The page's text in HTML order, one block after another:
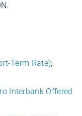
Term Rate);
Interbank Offered